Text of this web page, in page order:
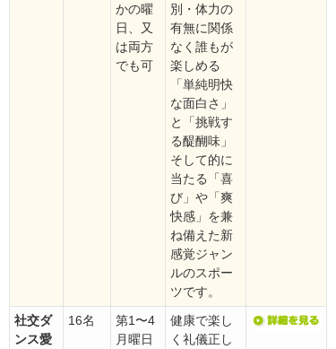
かの曜
日、又
は両方
でも可
別・体力の
有無に関係
なく誰もが
楽しめる
「単純明快
な面白さ」
と「挑戦す
る醍醐味」
そして的に
当たる「喜
び」や「爽
快感」を兼
ね備えた新
感覚ジャン
ルのスポー
ツです。
社交ダ
ンス愛
16名
第1〜4
月曜日
健康で楽し
く礼儀正し